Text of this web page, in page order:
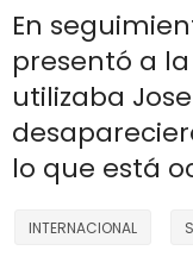
En
presentó a
utilizaba
lo que está
INTERNACIONAL